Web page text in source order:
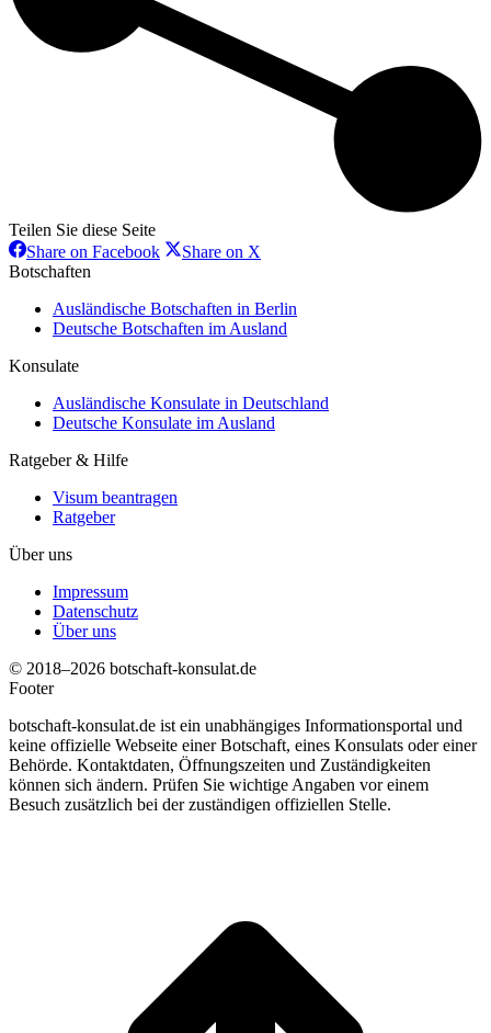
Teilen Sie diese Seite
Share on FacebookShareShare on X
Botschaften
Ausländische Botschaften in Berlin
Deutsche Botschaften im Ausland
Konsulate
Ausländische Konsulate in Deutschland
Deutsche Konsulate im Ausland
Ratgeber & Hilfe
Visum beantragen
Ratgeber
Über uns
Impressum
Datenschutz
Über uns
© 2018–2026 botschaft-konsulat.de
Footer
botschaft-konsulat.de ist ein unabhängiges Informationsportal und
keine offizielle Webseite einer Botschaft, eines Konsulats oder einer
Behörde. Kontaktdaten, Öffnungszeiten und Zuständigkeiten
können sich ändern. Prüfen Sie wichtige Angaben vor einem
Besuch zusätzlich bei der zuständigen offiziellen Stelle.